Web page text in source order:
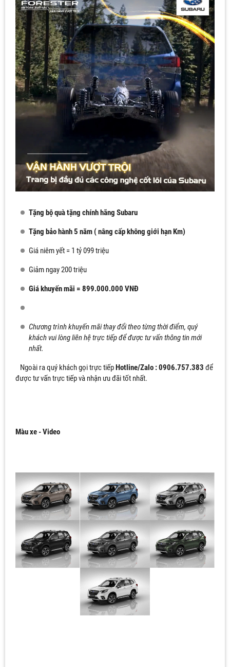
Tặng bộ quà tặng chính hãng Subaru
Tặng bảo hành 5 năm ( nâng cấp không giới hạn Km)
Giá niêm yết = 1 tỷ 099 triệu
Giảm ngay 200 triệu
Giá khuyến mãi = 899.000.000 VNĐ
Chương trình khuyến mãi thay đổi theo từng thời điểm, quý
khách vui lòng liên hệ trực tiếp để được tư vấn thông tin mới
nhất.
Ngoài ra quý khách gọi trực tiếpHotline/Zalo : 0906.757.383 để
được tư vấn trực tiếp và nhận ưu đãi tốt nhất.
Màu xe - Video